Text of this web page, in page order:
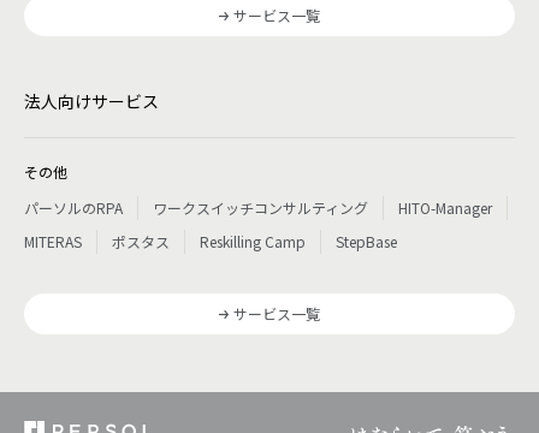
サービス一覧
法人向けサービス
その他
パーソルのRPA
ワークスイッチコンサルティング
HITO-Manager
MITERAS
ポスタス Reskilling Camp StepBase
サービス一覧